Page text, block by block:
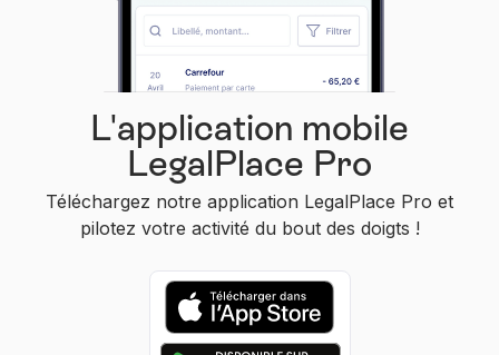
L'application mobile
LegalPlace Pro
Téléchargez notre application LegalPlace Pro et
pilotez votre activité du bout des doigts !